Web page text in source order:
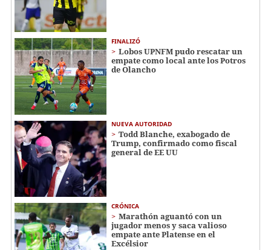
FINALIZÓ
Lobos UPNFM pudo rescatar un
empate como local ante los Potros
de Olancho
NUEVA AUTORIDAD
Todd Blanche, exabogado de
Trump, confirmado como fiscal
general de EE UU
CRÓNICA
Marathón aguantó con un
jugador menos y saca valioso
empate ante Platense en el
Excélsior